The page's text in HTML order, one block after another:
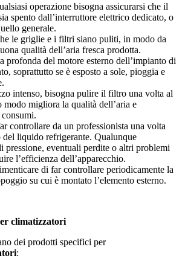
operazione bisogna assicurarsi che il
spento dall’interruttore elettrico dedicato, o
generale.
le griglie e i filtri siano puliti, in modo da
qualità dell’aria fresca prodotta.
profonda del motore esterno dell’impianto di
soprattutto se è esposto a sole, pioggia e
intenso, bisogna pulire il filtro una volta al
modo migliora la qualità dell’aria e
controllare da un professionista una volta
liquido refrigerante. Qualunque
pressione, eventuali perdite o altri problemi
l’efficienza dell’apparecchio.
di far controllare periodicamente la
su cui è montato l’elemento esterno.
climatizzatori
dei prodotti specifici per
: